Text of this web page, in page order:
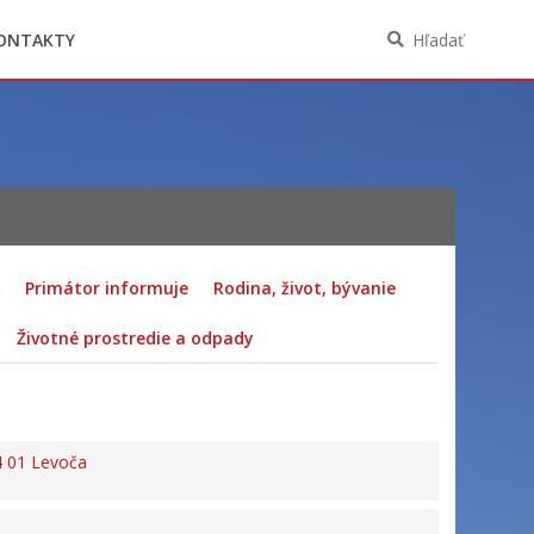
majetkových pomerov verejného funkcionára
Hľadať
Primátor informuje Rodina, život, bývanie
Životné prostredie a odpady
01 Levoča